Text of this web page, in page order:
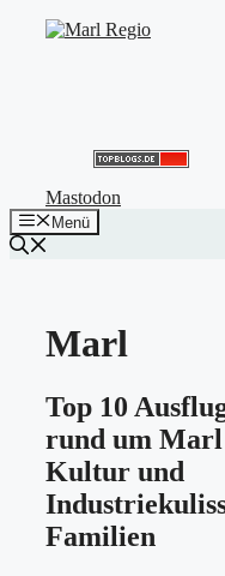
Mastodon
Menü
Marl
Top 10
rund um Marl
Kultur und
Familien